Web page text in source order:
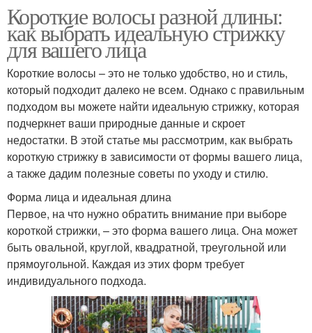
Короткие волосы разной длины:
как выбрать идеальную стрижку
для вашего лица
Короткие волосы – это не только удобство, но и стиль,
который подходит далеко не всем. Однако с правильным
подходом вы можете найти идеальную стрижку, которая
подчеркнет ваши природные данные и скроет
недостатки. В этой статье мы рассмотрим, как выбрать
короткую стрижку в зависимости от формы вашего лица,
а также дадим полезные советы по уходу и стилю.
Форма лица и идеальная длина
Первое, на что нужно обратить внимание при выборе
короткой стрижки, – это форма вашего лица. Она может
быть овальной, круглой, квадратной, треугольной или
прямоугольной. Каждая из этих форм требует
индивидуального подхода.